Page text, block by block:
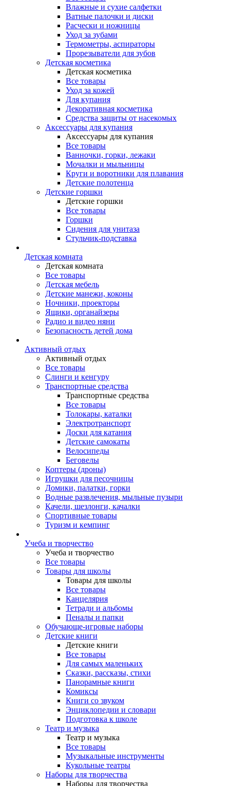
Влажные и сухие салфетки
Ватные палочки и диски
Расчески и ножницы
Уход за зубами
Термометры, аспираторы
Прорезыватели для зубов
Детская косметика
Детская косметика
Все товары
Уход за кожей
Для купания
Декоративная косметика
Средства защиты от насекомых
Аксессуары для купания
Аксессуары для купания
Все товары
Ванночки, горки, лежаки
Мочалки и мыльницы
Круги и воротники для плавания
Детские полотенца
Детские горшки
Детские горшки
Все товары
Горшки
Сидения для унитаза
Стульчик-подставка
Детская комната
Детская комната
Все товары
Детская мебель
Детские манежи, коконы
Ночники, проекторы
Ящики, органайзеры
Радио и видео няни
Безопасность детей дома
Активный отдых
Активный отдых
Все товары
Слинги и кенгуру
Транспортные средства
Транспортные средства
Все товары
Толокары, каталки
Электротранспорт
Доски для катания
Детские самокаты
Велосипеды
Беговелы
Коптеры (дроны)
Игрушки для песочницы
Домики, палатки, горки
Водные развлечения, мыльные пузыри
Качели, шезлонги, качалки
Спортивные товары
Туризм и кемпинг
Учеба и творчество
Учеба и творчество
Все товары
Товары для школы
Товары для школы
Все товары
Канцелярия
Тетради и альбомы
Пеналы и папки
Обучающе-игровые наборы
Детские книги
Детские книги
Все товары
Для самых маленьких
Сказки, рассказы, стихи
Панорамные книги
Комиксы
Книги со звуком
Энциклопедии и словари
Подготовка к школе
Театр и музыка
Театр и музыка
Все товары
Музыкальные инструменты
Кукольные театры
Наборы для творчества
Наборы для творчества